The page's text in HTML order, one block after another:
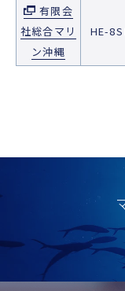
有限会
社総合マリ
ン沖縄
HE-